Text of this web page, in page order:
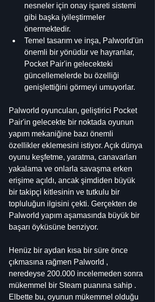
nesneler için onay işareti sistemi
gibi başka iyileştirmeler
önermektedir.
Temel tasarım ve inşa, Palworld'ün
önemli bir yönüdür ve hayranlar,
Pocket Pair'in gelecekteki
güncellemelerde bu özelliği
genişlettiğini görmeyi umuyorlar.
Palworld oyuncuları, geliştirici Pocket
Pair'in gelecekte bir noktada oyunun
yapım mekaniğine bazı önemli
özellikler eklemesini istiyor. Açık dünya
oyunu keşfetme, yaratma, canavarları
yakalama ve onlarla savaşma erken
erişime açıldı, ancak şimdiden büyük
bir takipçi kitlesinin ve tutkulu bir
topluluğun ilgisini çekti. Gerçekten de
Palworld yapım aşamasında büyük bir
başarı öyküsüne benziyor.
Henüz bir aydan kısa bir süre önce
çıkmasına rağmen Palworld ,
neredeyse 200.000 incelemeden sonra
mükemmel bir Steam puanına sahip .
Elbette bu, oyunun mükemmel olduğu